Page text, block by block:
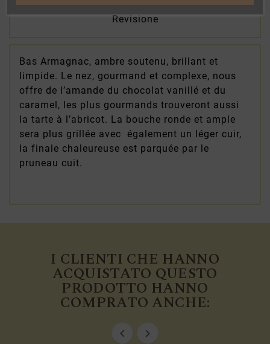
Revisione
Bas Armagnac, ambre soutenu, brillant et
limpide. Le nez, gourmand et complexe, nous
offre de l’amande du chocolat vanillé et du
caramel, les plus gourmands trouveront aussi
la tarte à l’abricot. La bouche ronde et ample
sera plus grillée avec également un léger cuir,
la finale chaleureuse est parquée par le
pruneau cuit.
I CLIENTI CHE HANNO
ACQUISTATO QUESTO
PRODOTTO HANNO
COMPRATO ANCHE:
 